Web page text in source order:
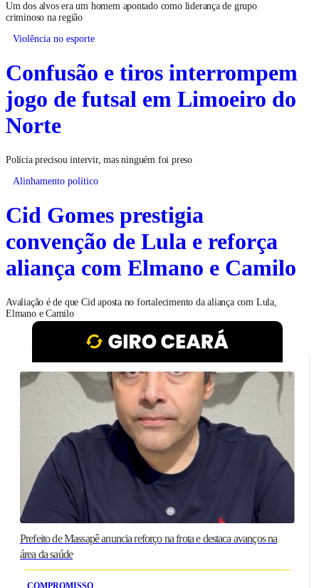
Um dos alvos era um homem apontado como liderança de grupo
criminoso na região
Violência no esporte
Confusão e tiros interrompem
jogo de futsal em Limoeiro do
Norte
Polícia precisou intervir, mas ninguém foi preso
Alinhamento político
Cid Gomes prestigia
convenção de Lula e reforça
aliança com Elmano e Camilo
Avaliação é de que Cid aposta no fortalecimento da aliança com Lula,
Elmano e Camilo
Prefeito de Massapê anuncia reforço na frota e destaca avanços na
área da saúde